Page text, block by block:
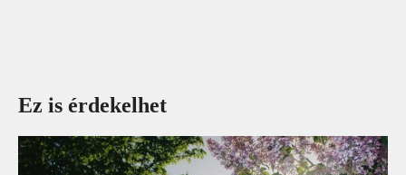
Ez is érdekelhet